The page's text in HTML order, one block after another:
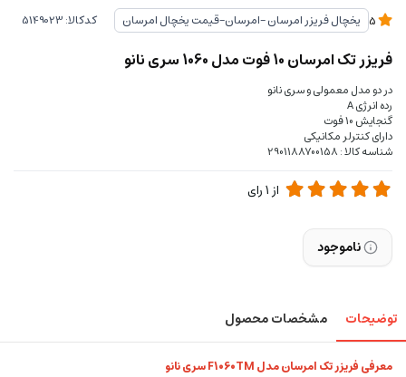
یخچال فریزر امرسان -امرسان-قیمت یخچال امرسان کدکالا:
فریزر تک امرسان 10 فوت مدل 1060 سری نانو
در دو مدل معمولی و سری نانو
رده انرژی A
گنجایش 10 فوت
دارای کنترلر مکانیکی
شناسه کالا : 2901188700158
از 1رای
ناموجود
توضیحات مشخصات محصول
معرفی فریزر تک امرسان مدل F1060TM سری نانو